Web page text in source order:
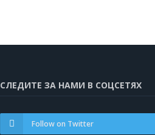
СЛЕДИТЕ ЗА НАМИ В СОЦСЕТЯХ
Follow on Twitter